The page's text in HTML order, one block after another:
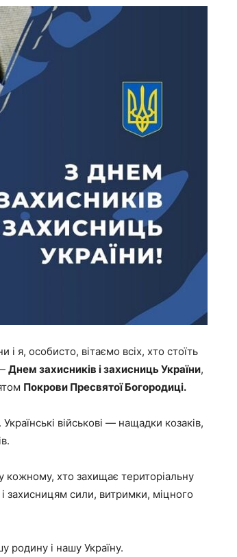
і я, особисто, вітаємо всіх, хто стоїть
Днем захисників і захисниць України,
Покрови Пресвятої Богородиці.
військові — нащадки козаків,
хто захищає територіальну
захисницям сили, витримки, міцного
родину і нашу Україну.